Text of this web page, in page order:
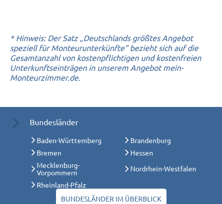
* Hinweis: Der Satz „Deutschlands größtes Angebot
speziell für Monteurunterkünfte“ bezieht sich auf die
Gesamtanzahl von kostenpflichtigen und kostenfreien
Unterkunftseinträgen in unserem Angebot mein-
Monteurzimmer.de.
Bundesländer
Baden-Württemberg
Brandenburg
Bremen
Hessen
Mecklenburg-
Vorpommern
Nordrhein-Westfalen
Rheinland-Pfalz
BUNDESLÄNDER IM ÜBERBLICK